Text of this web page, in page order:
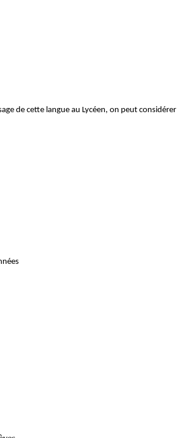
de cette langue au Lycéen, on peut considérer